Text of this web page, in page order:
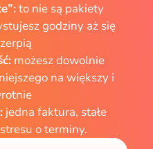
to nie są pakiety
godziny aż się
możesz dowolnie
na większy i
jedna faktura, stałe
o terminy.